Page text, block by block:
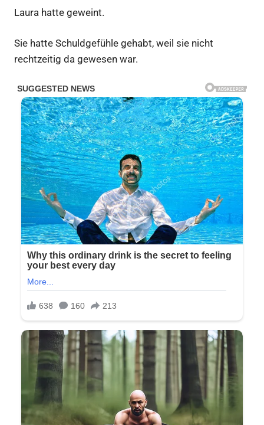
Laura hatte geweint.
Sie hatte Schuldgefühle gehabt, weil sie nicht
rechtzeitig da gewesen war.